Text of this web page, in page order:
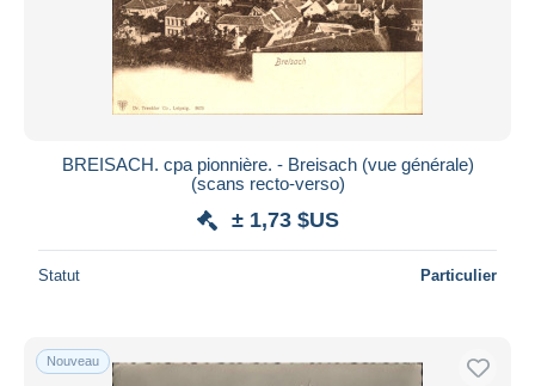
BREISACH. cpa pionnière. - Breisach (vue générale)
(scans recto-verso)
± 1,73 $US
Statut Particulier
Nouveau